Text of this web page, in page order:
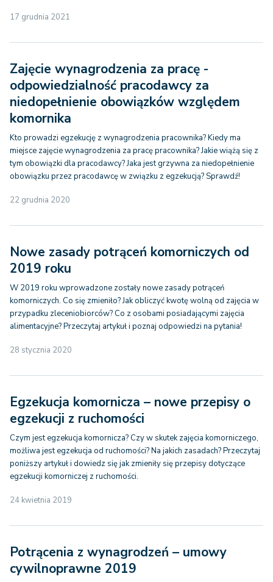
17 grudnia 2021
Zajęcie wynagrodzenia za pracę -
odpowiedzialność pracodawcy za
niedopełnienie obowiązków względem
komornika
Kto prowadzi egzekucję z wynagrodzenia pracownika? Kiedy ma
miejsce zajęcie wynagrodzenia za pracę pracownika? Jakie wiążą się z
tym obowiązki dla pracodawcy? Jaka jest grzywna za niedopełnienie
obowiązku przez pracodawcę w związku z egzekucją? Sprawdź!
22 grudnia 2020
Nowe zasady potrąceń komorniczych od
2019 roku
W 2019 roku wprowadzone zostały nowe zasady potrąceń
komorniczych. Co się zmieniło? Jak obliczyć kwotę wolną od zajęcia w
przypadku zleceniobiorców? Co z osobami posiadającymi zajęcia
alimentacyjne? Przeczytaj artykuł i poznaj odpowiedzi na pytania!
28 stycznia 2020
Egzekucja komornicza – nowe przepisy o
egzekucji z ruchomości
Czym jest egzekucja komornicza? Czy w skutek zajęcia komorniczego,
możliwa jest egzekucja od ruchomości? Na jakich zasadach? Przeczytaj
poniższy artykuł i dowiedz się jak zmieniły się przepisy dotyczące
egzekucji komorniczej z ruchomości.
24 kwietnia 2019
Potrącenia z wynagrodzeń – umowy
cywilnoprawne 2019